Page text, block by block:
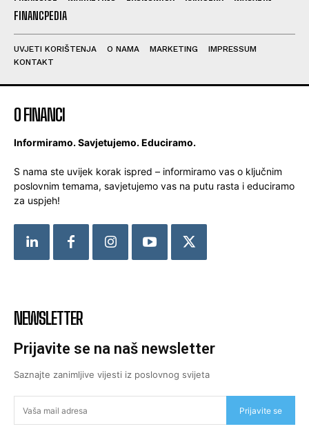
FINANCPEDIA
UVJETI KORIŠTENJA O NAMA MARKETING
IMPRESSUM
KONTAKT
O FINANCI
Informiramo. Savjetujemo. Educiramo.
S nama ste uvijek korak ispred – informiramo vas o ključnim
poslovnim temama, savjetujemo vas na putu rasta i educiramo
za uspjeh!
NEWSLETTER
Prijavite se na naš newsletter
Saznajte zanimljive vijesti iz poslovnog svijeta
Prijavite se